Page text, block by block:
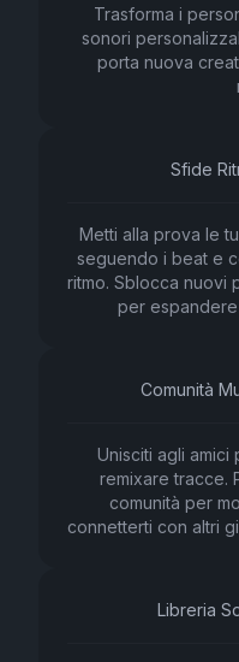
Trasforma i
sonori
porta nuova
Sfide
Metti alla prova le
seguendo i beat e
ritmo. Sblocca nuovi
per espandere
Comunità
Unisciti agli
remixare tracce.
comunità per
connetterti con altri
Libreria